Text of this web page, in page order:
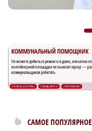
САМОЕ ПОПУЛЯРНОЕ